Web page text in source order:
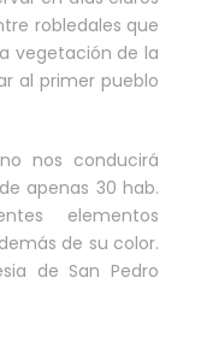
robledales que
vegetación de la
al primer pueblo
nos conducirá
apenas 30 hab.
elementos
de su color.
de San Pedro